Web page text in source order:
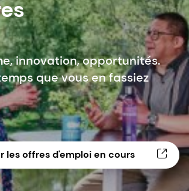
innovation, opportunités.
que vous en fassiez
les offres d'emploi en cours